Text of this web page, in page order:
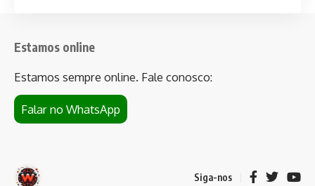
Estamos online
Estamos sempre online. Fale conosco:
Falar no WhatsApp
Siga-nos